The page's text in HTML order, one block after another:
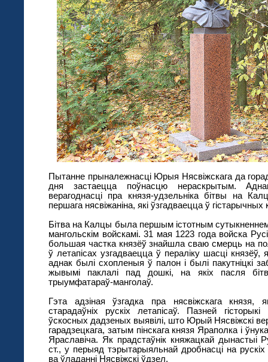
Пытанне прыналежнасці Юрыя Нясвіжскага да
дня застаецца поўнасцю нераскрытым.
верагоднасці пра князя-удзельніка бітвы на
першага нясвіжаніна, які ўзгадваецца ў гістарычных
Бітва на Калцы была першым істотным сутыкненнем
мангольскім войскамі. 31 мая 1223 года войска
большая частка князёў знайшла сваю смерць на
ў летапісах узгадваецца ў пераліку шасці князёў,
аднак былі схопленыя ў палон і былі пакутніцкі
жывымі паклалі пад дошкі, на якіх пасля
трыумфатараў-манголаў.
Гэта адзіная ўзгадка пра нясвіжскага князя,
старадаўніх рускіх летапісаў. Пазней
ўскосных дадзеных выявілі, што Юрый Нясвіжскі
гарадзецкага, затым пінскага князя Яраполка і
Яраславіча. Як прадстаўнік княжацкай дынастыі
ст., у перыяд тэрытарыяльнай дробнасці на
ва ўладанні Нясвіжскі ўдзел.